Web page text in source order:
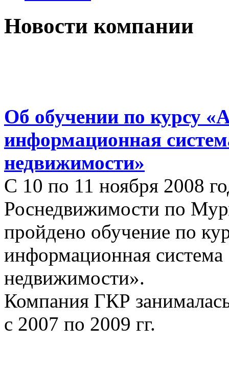
Новости компании
Об обучении по курсу
информационная
недвижимости»
С 10 по 11 ноября 2008
Роснедвижимости по
пройдено обучение по
информационная
недвижимости».
Компания ГКР
с 2007 по 2009 гг.